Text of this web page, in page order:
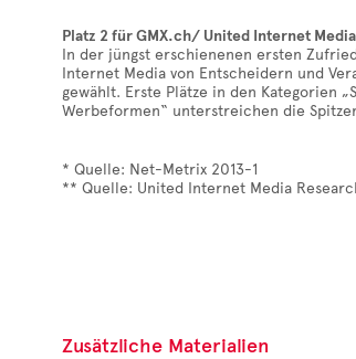
Platz 2 für GMX.ch/ United Internet
In der jüngst erschienenen ersten
Internet Media von Entscheidern und
gewählt. Erste Plätze in den Kategorien
Werbeformen“ unterstreichen die
* Quelle: Net-Metrix 2013-1
** Quelle: United Internet Media
Zusätzliche Materialien